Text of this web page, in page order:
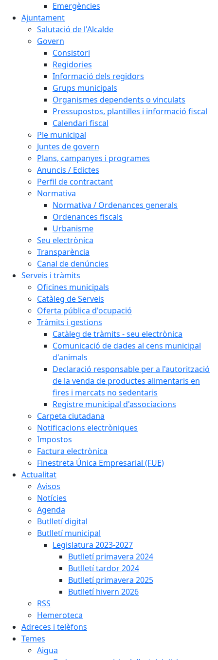
Emergències
Ajuntament
Salutació de l'Alcalde
Govern
Consistori
Regidories
Informació dels regidors
Grups municipals
Organismes dependents o vinculats
Pressupostos, plantilles i informació fiscal
Calendari fiscal
Ple municipal
Juntes de govern
Plans, campanyes i programes
Anuncis / Edictes
Perfil de contractant
Normativa
Normativa / Ordenances generals
Ordenances fiscals
Urbanisme
Seu electrònica
Transparència
Canal de denúncies
Serveis i tràmits
Oficines municipals
Catàleg de Serveis
Oferta pública d'ocupació
Tràmits i gestions
Catàleg de tràmits - seu electrònica
Comunicació de dades al cens municipal
d'animals
Declaració responsable per a l'autorització
de la venda de productes alimentaris en
fires i mercats no sedentaris
Registre municipal d'associacions
Carpeta ciutadana
Notificacions electròniques
Impostos
Factura electrònica
Finestreta Única Empresarial (FUE)
Actualitat
Avisos
Notícies
Agenda
Butlletí digital
Butlletí municipal
Legislatura 2023-2027
Butlletí primavera 2024
Butlletí tardor 2024
Butlletí primavera 2025
Butlletí hivern 2026
RSS
Hemeroteca
Adreces i telèfons
Temes
Aigua